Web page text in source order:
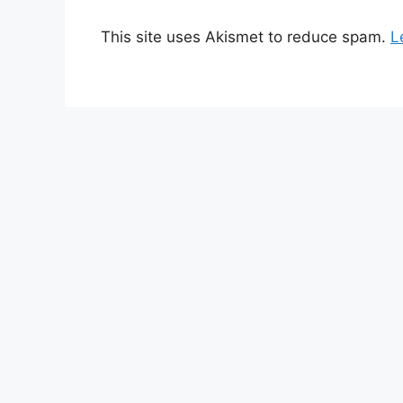
This site uses Akismet to reduce spam.